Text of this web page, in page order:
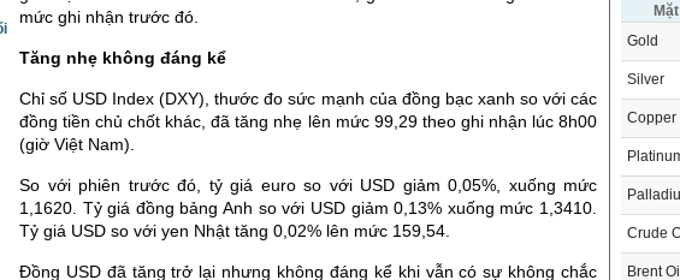
mức ghi nhận trước đó.
Tăng nhẹ không đáng kể
Chỉ số USD Index (DXY), thước đo sức mạnh của đồng bạc xanh so với các
đồng tiền chủ chốt khác, đã tăng nhẹ lên mức 99,29 theo ghi nhận lúc 8h00
(giờ Việt Nam).
So với phiên trước đó, tỷ giá euro so với USD giảm 0,05%, xuống mức
1,1620. Tỷ giá đồng bảng Anh so với USD giảm 0,13% xuống mức 1,3410.
Tỷ giá USD so với yen Nhật tăng 0,02% lên mức 159,54.
Đồng USD đã tăng trở lại nhưng không đáng kể khi vẫn có sự không chắc
Gold
Silver
Copper
Crude
Brent